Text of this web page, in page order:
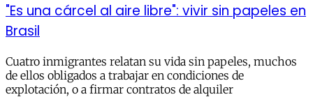
"Es una cárcel al aire libre": vivir sin papeles en
Brasil
Cuatro inmigrantes relatan su vida sin papeles, muchos
de ellos obligados a trabajar en condiciones de
explotación, o a firmar contratos de alquiler